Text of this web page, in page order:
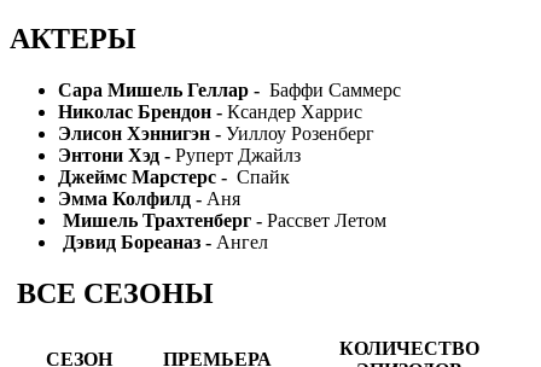
АКТЕРЫ
Сара Мишель Геллар - Баффи Саммерс
Николас Брендон - Ксандер Харрис
Элисон Хэннигэн - Уиллоу Розенберг
Энтони Хэд - Руперт Джайлз
Джеймс Марстерс - Спайк
Эмма Колфилд - Аня
Мишель Трахтенберг - Рассвет Летом
Дэвид Бореаназ - Ангел
ВСЕ СЕЗОНЫ
СЕЗОН ПРЕМЬЕРА
КОЛИЧЕСТВО